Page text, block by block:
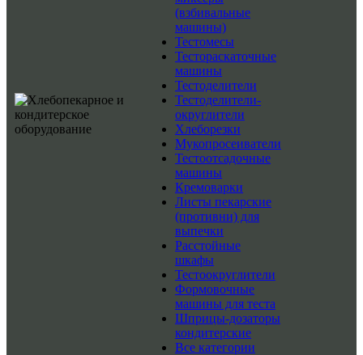
(взбивальные
машины)
Тестомесы
Тестораскаточные
машины
Тестоделители
Тестоделители-
округлители
Хлеборезки
Мукопросеиватели
Тестоотсадочные
машины
Кремоварки
Листы пекарские
(противни) для
выпечки
Расстойные
шкафы
Тестоокруглители
Формовочные
машины для теста
Шприцы-дозаторы
кондитерские
Все категории